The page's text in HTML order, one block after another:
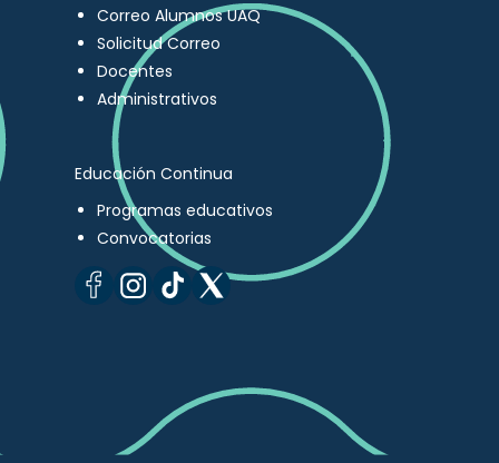
Correo Alumnos UAQ
Solicitud Correo
Docentes
Administrativos
Educación Continua
Programas educativos
Convocatorias